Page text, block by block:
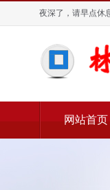
夜深了，请早点休
网站首页